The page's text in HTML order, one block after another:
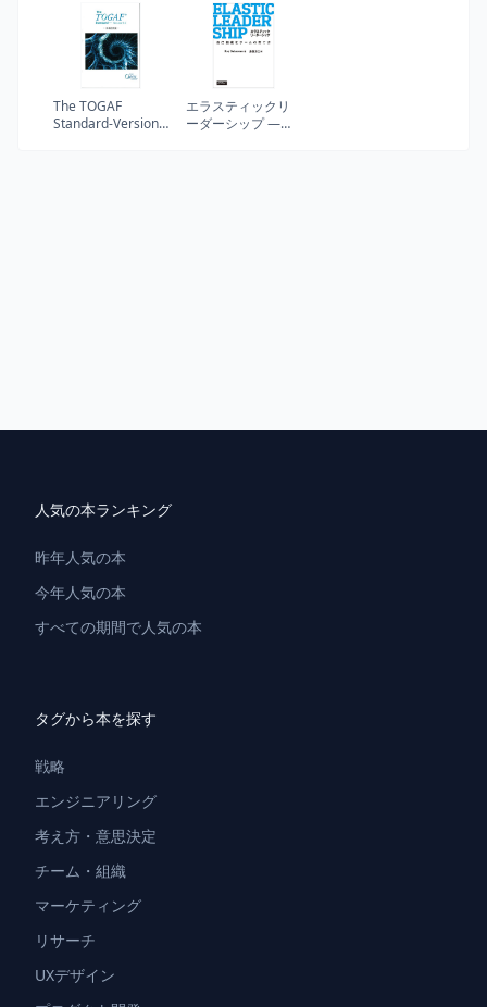
テム開発 七つの鉄
The TOGAF
Standard-Version
エラスティックリ
ーダーシップ ―自
人気の本ランキング
昨年人気の本
今年人気の本
すべての期間で人気の本
タグから本を探す
戦略
エンジニアリング
考え方・意思決定
チーム・組織
マーケティング
リサーチ
UXデザイン